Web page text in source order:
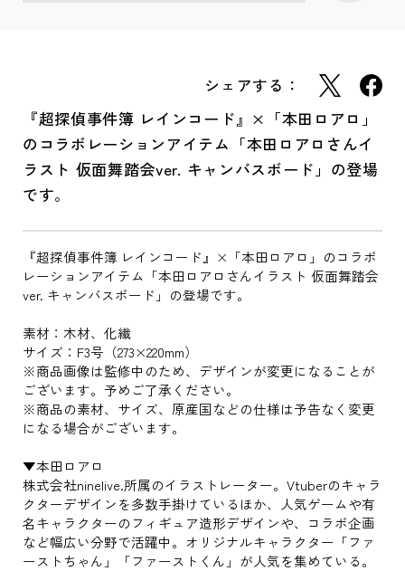
シェアする：
『超探偵事件簿 レインコード』×「本田ロアロ」
のコラボレーションアイテム「本田ロアロさんイ
ラスト 仮面舞踏会ver. キャンバスボード」の登場
です。
『超探偵事件簿 レインコード』×「本田ロアロ」のコラボ
レーションアイテム「本田ロアロさんイラスト 仮面舞踏会
ver. キャンバスボード」の登場です。
素材：木材、化繊
サイズ：F3号（273×220mm）
※商品画像は監修中のため、デザインが変更になることが
ございます。予めご了承ください。
※商品の素材、サイズ、原産国などの仕様は予告なく変更
になる場合がございます。
▼本田ロアロ
株式会社ninelive.所属のイラストレーター。Vtuberのキャラ
クターデザインを多数手掛けているほか、人気ゲームや有
名キャラクターのフィギュア造形デザインや、コラボ企画
など幅広い分野で活躍中。オリジナルキャラクター「ファ
ーストちゃん」「ファーストくん」が人気を集めている。